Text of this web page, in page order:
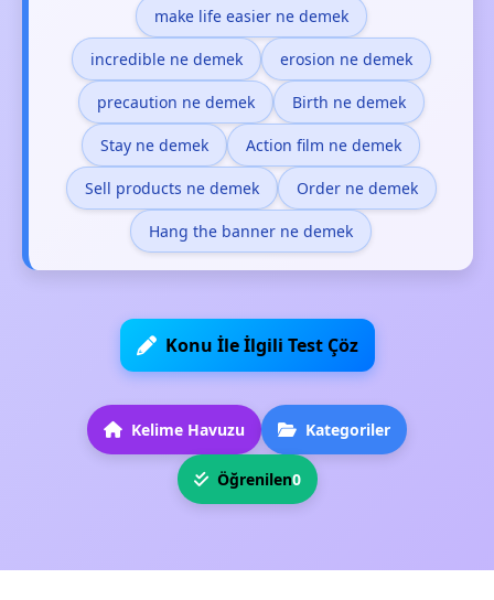
make life easier ne demek
incredible ne demek erosion ne demek
precaution ne demek Birth ne demek
Stay ne demek Action film ne demek
Sell products ne demek Order ne demek
Hang the banner ne demek
Konu İle İlgili Test Çöz
Kelime Havuzu Kategoriler
Öğrenilen0